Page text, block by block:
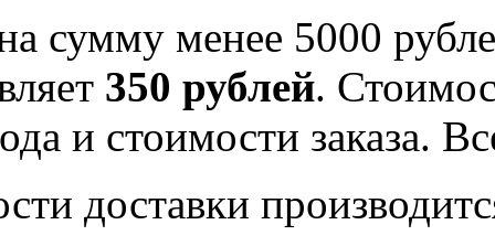
сумму менее 5000
350 рублей.
и стоимости заказа.
доставки